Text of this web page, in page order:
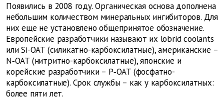
Появились в 2008 году. Органическая основа дополнена
небольшим количеством минеральных ингибиторов. Для
них еще не установлено общепринятое обозначение.
Европейские разработчики называют их lobrid coolants
или Si-OAT (силикатно-карбоксилатные), американские –
N‑OAT (нитритно-карбоксилатные), японские и
корейские разработчики – Р‑OAT (фосфатно-
карбоксилатные). Срок службы – как у карбоксилатных:
более пяти лет.